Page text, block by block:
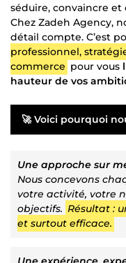
séduire, convaincre et
Chez Zadeh Agency,
détail compte. C’est
professionnel,
commerce pour vous
hauteur de vos
🚀 Voici pourquoi
Une approche sur
Nous concevons
votre activité, votre
objectifs. Résultat :
et surtout efficace.